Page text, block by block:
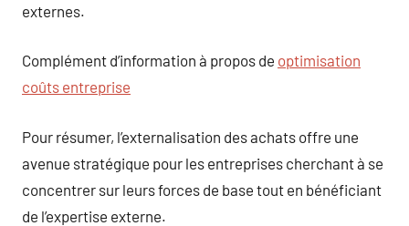
externes.
Complément d’information à propos de optimisation
coûts entreprise
Pour résumer, l’externalisation des achats offre une
avenue stratégique pour les entreprises cherchant à se
concentrer sur leurs forces de base tout en bénéficiant
de l’expertise externe.